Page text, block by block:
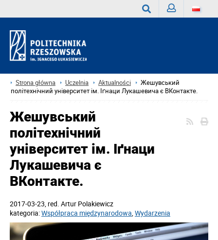
Strona główna Uczelnia Aktualności
Жешувський
політехнічний університет ім. Іґнаци Лукашевича є ВКонтакте.
Жешувський
політехнічний
університет ім. Іґнаци
Лукашевича є
ВКонтакте.
2017-03-23, red. Artur Polakiewicz
kategoria:Współpraca międzynarodowa,Wydarzenia